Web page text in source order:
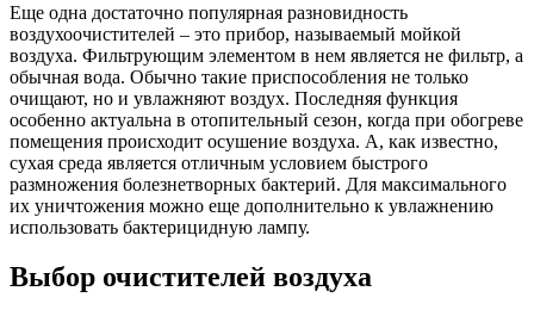
Еще одна достаточно популярная разновидность
воздухоочистителей – это прибор, называемый мойкой
воздуха. Фильтрующим элементом в нем является не фильтр, а
обычная вода. Обычно такие приспособления не только
очищают, но и увлажняют воздух. Последняя функция
особенно актуальна в отопительный сезон, когда при обогреве
помещения происходит осушение воздуха. А, как известно,
сухая среда является отличным условием быстрого
размножения болезнетворных бактерий. Для максимального
их уничтожения можно еще дополнительно к увлажнению
использовать бактерицидную лампу.
Выбор очистителей воздуха